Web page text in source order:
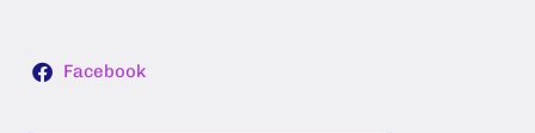
Facebook